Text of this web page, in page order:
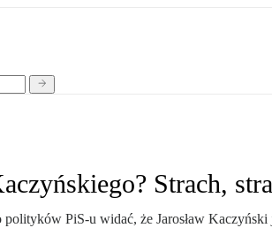
Strach,
polityków PiS-u widać, że Jarosław